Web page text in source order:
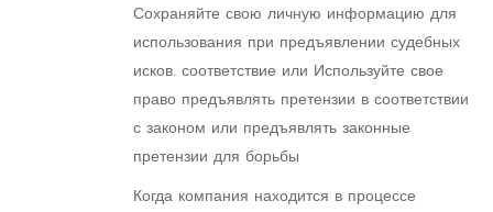
Сохраняйте свою личную информацию для
использования при предъявлении судебных
исков. соответствие или Используйте свое
право предъявлять претензии в соответствии
с законом или предъявлять законные
претензии для борьбы
Когда компания находится в процессе